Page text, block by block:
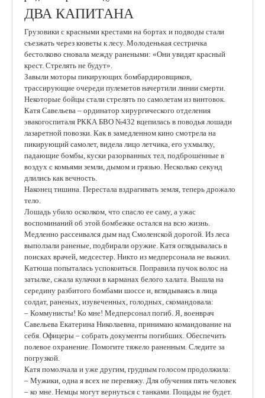
ДВА КАПИТАНА
Грузовики с красными крестами на бортах и подводы стали
съезжать через кюветы к лесу. Молоденькая сестричка
бестолково сновала между ранеными: «Они увидят красный
крест. Стрелять не будут».
Завыли моторы пикирующих бомбардировщиков,
трассирующие очереди пулеметов начертили линии смерти.
Некоторые бойцы стали стрелять по самолетам из винтовок.
Катя Савельева – ординатор хирургического отделения
эвакогоспиталя РККА БВО №432 вцепилась в поводья лошади
лазаретной повозки. Как в замедленном кино смотрела на
пикирующий самолет, видела лицо летчика, его ухмылку,
падающие бомбы, куски разорванных тел, подброшенные в
воздух с комьями земли, дымом и грязью. Несколько секунд
длились как вечность.
Наконец тишина. Перестала вздрагивать земля, теперь дрожало
тело.
Лошадь убило осколком, что спасло ее саму, а ужас
воспоминаний об этой бомбежке остался на всю жизнь.
Медленно рассеивался дым над Смоленской дорогой. Из леса
выползали раненые, подбирали оружие. Катя оглядывалась в
поисках врачей, медсестер. Никто из медперсонала не выжил.
Катюша попыталась успокоиться. Поправила пучок волос на
затылке, сжала кулачки в карманах белого халата. Вышла на
середину разбитого бомбами шоссе и, вглядываясь в лица
солдат, раненых, изувеченных, голодных, скомандовала:
– Коммунисты! Ко мне! Медперсонал погиб. Я, военврач
Савельева Екатерина Николаевна, принимаю командование на
себя. Офицеры – собрать документы погибших. Обеспечить
полевое охранение. Помогите тяжело раненным. Следите за
погрузкой.
Катя помолчала и уже другим, грудным голосом продолжила:
– Мужики, одна я всех не перевяжу. Для обучения пять человек
– ко мне. Немцы могут вернуться с танками. Пощады не будет.